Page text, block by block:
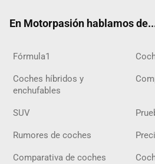
En Motorpasión hablamos
Fórmula1
Coches híbridos y
enchufables
SUV
Rumores de coches
Comparativa de coches